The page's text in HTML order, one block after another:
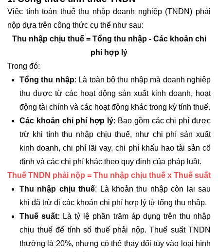
Việc tính toán thuế thu nhập doanh nghiệp (TNDN) phải
nộp dựa trên công thức cụ thể như sau:
Thu nhập chịu thuế = Tổng thu nhập - Các khoản chi
phí hợp lý
Trong đó:
Tổng thu nhập: Là toàn bộ thu nhập mà doanh nghiệp
thu được từ các hoạt động sản xuất kinh doanh, hoạt
động tài chính và các hoạt động khác trong kỳ tính thuế.
Các khoản chi phí hợp lý: Bao gồm các chi phí được
trừ khi tính thu nhập chịu thuế, như chi phí sản xuất
kinh doanh, chi phí lãi vay, chi phí khấu hao tài sản cố
định và các chi phí khác theo quy định của pháp luật.
Thuế TNDN phải nộp = Thu nhập chịu thuế x Thuế suất
Thu nhập chịu thuế: Là khoản thu nhập còn lại sau
khi đã trừ đi các khoản chi phí hợp lý từ tổng thu nhập.
Thuế suất: Là tỷ lệ phần trăm áp dụng trên thu nhập
chịu thuế để tính số thuế phải nộp. Thuế suất TNDN
thường là 20%, nhưng có thể thay đổi tùy vào loại hình